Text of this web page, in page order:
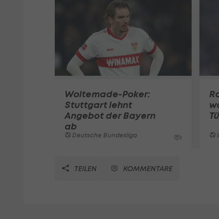
Woltemade-Poker:
Stuttgart lehnt
Angebot der Bayern
ab
Deutsche Bundesliga 1
TEILEN KOMMENTARE